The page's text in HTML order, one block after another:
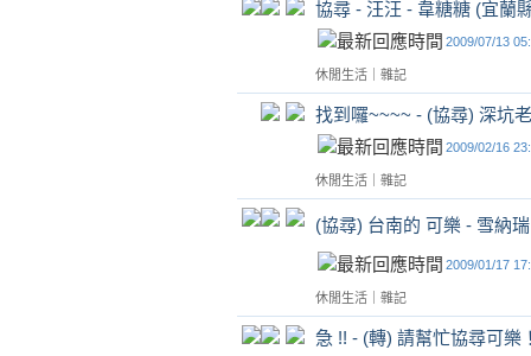
協尋 - 汪汪 - 韋糖糖 (宜蘭
2009/07/13
休閒生活 雜記
找到囉~~~~ - (協尋) 深坑
2009/02/16
休閒生活 雜記
(協尋) 台南的 可樂 - 雪納
2009/01/17
休閒生活 雜記
急 !! - (轉) 請幫忙協尋可樂